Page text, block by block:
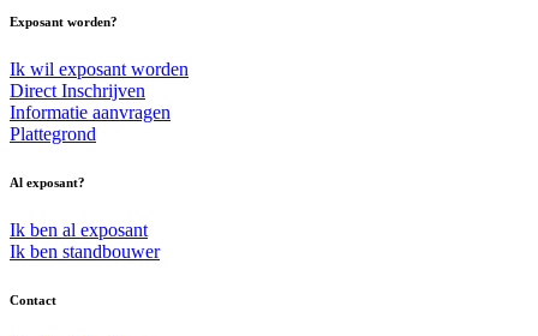
Exposant worden?
Ik wil exposant worden
Direct Inschrijven
Informatie aanvragen
Plattegrond
Al exposant?
Ik ben al exposant
Ik ben standbouwer
Contact